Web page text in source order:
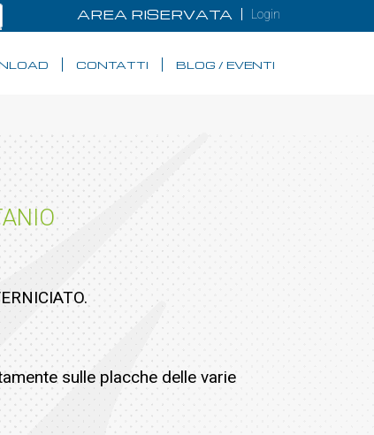
AREA RISERVATA Login
CONTATTI BLOG / EVENTI
sulle placche delle varie